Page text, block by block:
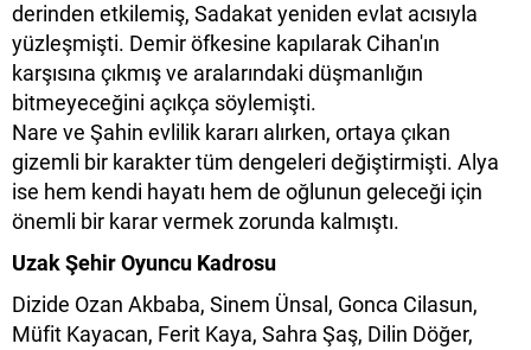
derinden etkilemiş, Sadakat yeniden evlat acısıyla
yüzleşmişti. Demir öfkesine kapılarak Cihan'ın
karşısına çıkmış ve aralarındaki düşmanlığın
bitmeyeceğini açıkça söylemişti.
Nare ve Şahin evlilik kararı alırken, ortaya çıkan
gizemli bir karakter tüm dengeleri değiştirmişti. Alya
ise hem kendi hayatı hem de oğlunun geleceği için
önemli bir karar vermek zorunda kalmıştı.
Uzak Şehir Oyuncu Kadrosu
Dizide Ozan Akbaba, Sinem Ünsal, Gonca Cilasun,
Müfit Kayacan, Ferit Kaya, Sahra Şaş, Dilin Döğer,